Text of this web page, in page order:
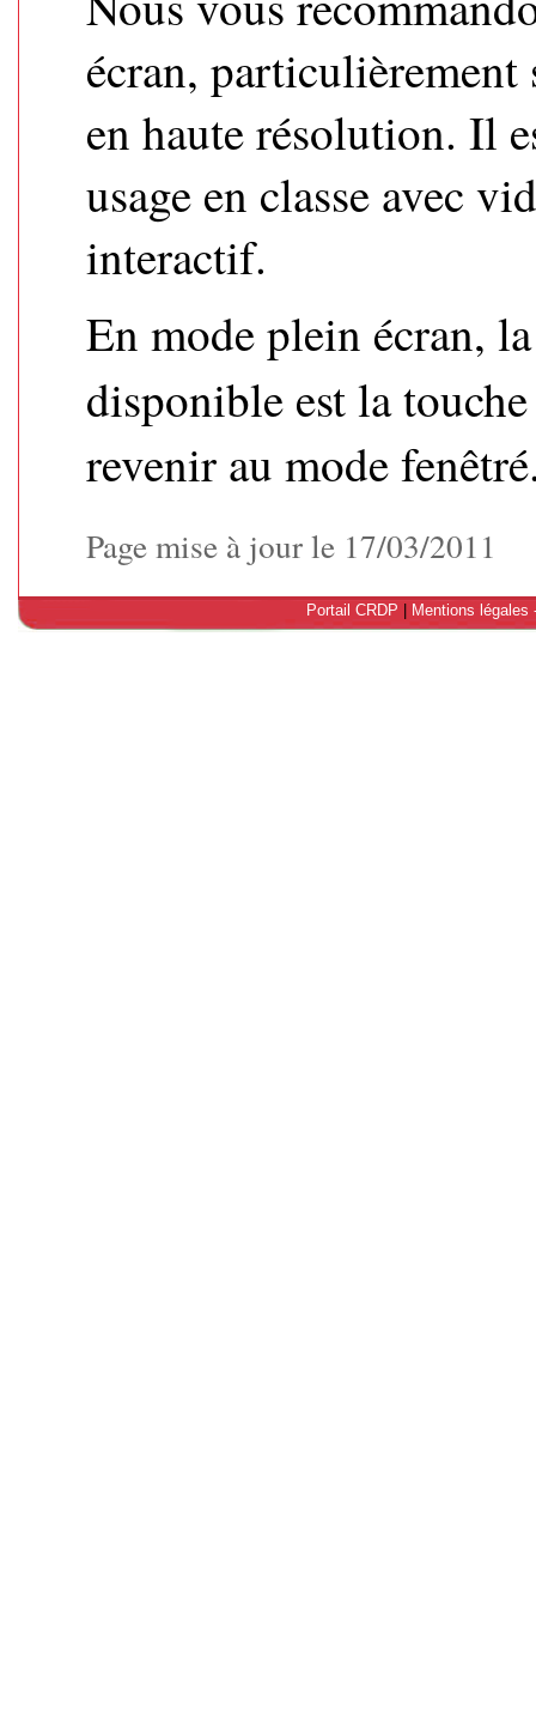
écran, particulièrement
en haute résolution. Il
usage en classe avec
interactif.
En mode plein écran,
disponible est la
revenir au mode
Page mise à jour le 17/03/2011
Portail CRDP Mentions légales